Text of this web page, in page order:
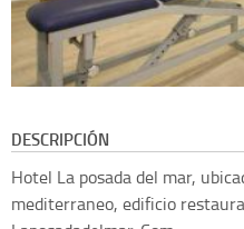
DESCRIPCIÓN
Hotel La posada del mar,
mediterraneo, edificio